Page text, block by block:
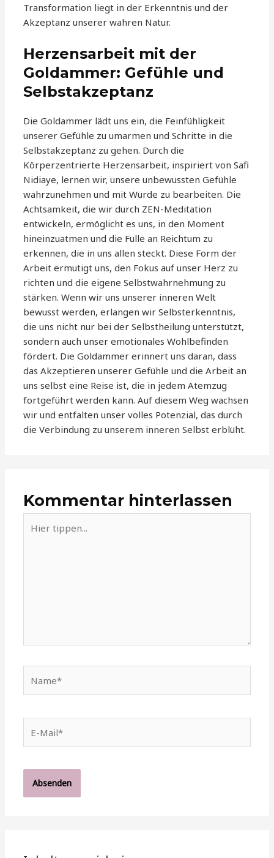
Transformation liegt in der Erkenntnis und der
Akzeptanz unserer wahren Natur.
Herzensarbeit mit der
Goldammer: Gefühle und
Selbstakzeptanz
Die Goldammer lädt uns ein, die Feinfühligkeit
unserer Gefühle zu umarmen und Schritte in die
Selbstakzeptanz zu gehen. Durch die
Körperzentrierte Herzensarbeit, inspiriert von Safi
Nidiaye, lernen wir, unsere unbewussten Gefühle
wahrzunehmen und mit Würde zu bearbeiten. Die
Achtsamkeit, die wir durch ZEN-Meditation
entwickeln, ermöglicht es uns, in den Moment
hineinzuatmen und die Fülle an Reichtum zu
erkennen, die in uns allen steckt. Diese Form der
Arbeit ermutigt uns, den Fokus auf unser Herz zu
richten und die eigene Selbstwahrnehmung zu
stärken. Wenn wir uns unserer inneren Welt
bewusst werden, erlangen wir Selbsterkenntnis,
die uns nicht nur bei der Selbstheilung unterstützt,
sondern auch unser emotionales Wohlbefinden
fördert. Die Goldammer erinnert uns daran, dass
das Akzeptieren unserer Gefühle und die Arbeit an
uns selbst eine Reise ist, die in jedem Atemzug
fortgeführt werden kann. Auf diesem Weg wachsen
wir und entfalten unser volles Potenzial, das durch
die Verbindung zu unserem inneren Selbst erblüht.
Kommentar hinterlassen
tippen...
Mail*